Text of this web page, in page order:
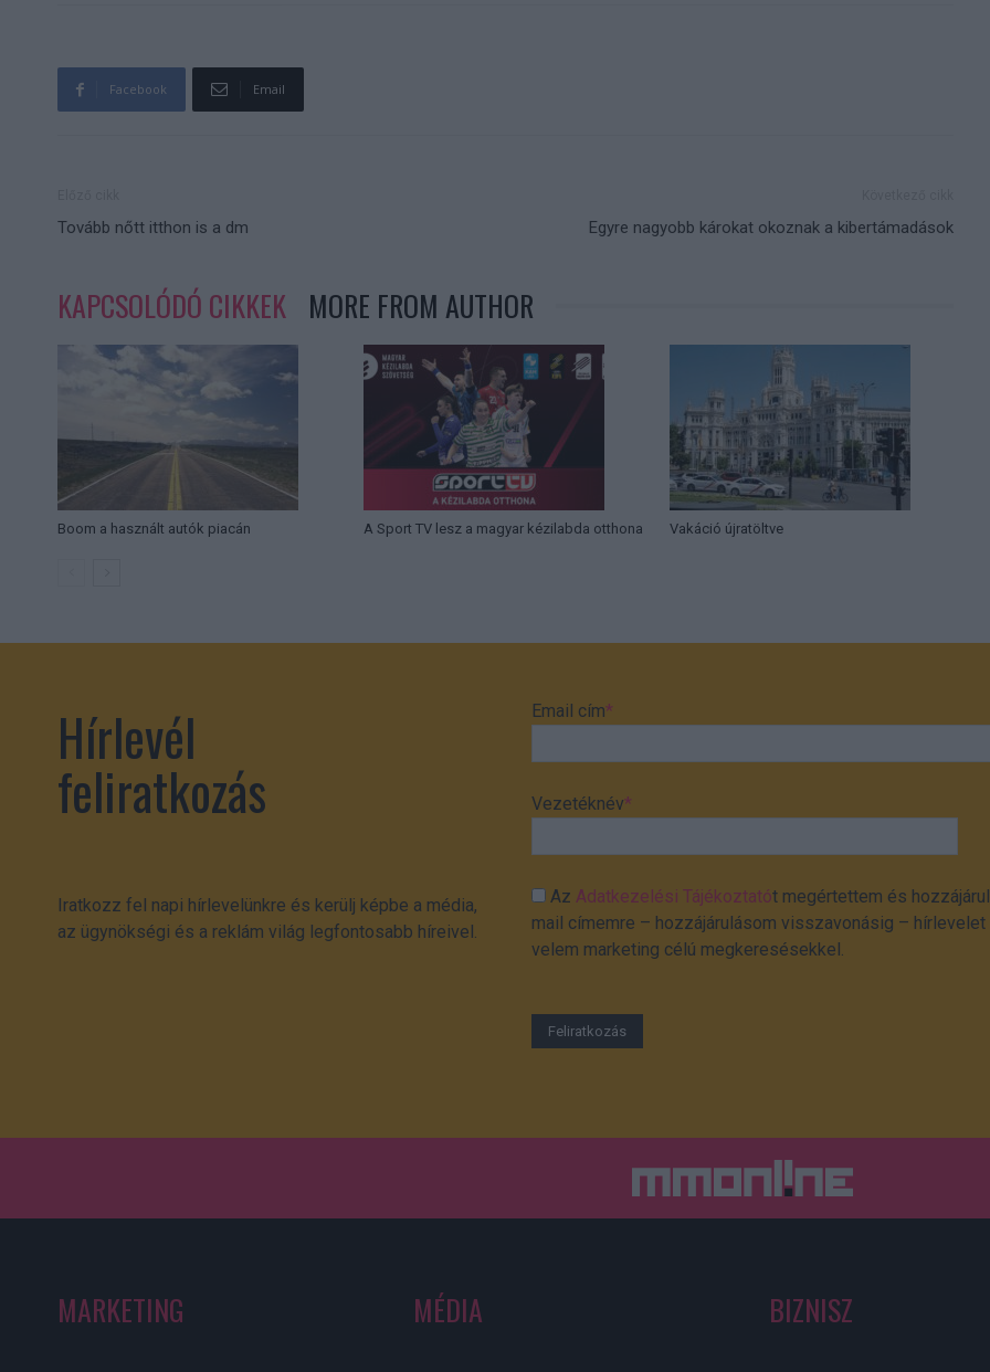
Facebook Email
Tovább nőtt itthon is a dm Egyre nagyobb károkat okoznak a kibertámadások
KAPCSOLÓDÓ CIKKEK MORE FROM AUTHOR
Boom a használt autók piacán A Sport TV lesz a magyar kézilabda otthona Vakáció újratöltve
Hírlevél
feliratkozás
Iratkozz fel napi hírlevelünkre és kerülj képbe a média,
az ügynökségi és a reklám világ legfontosabb híreivel.
Email cím*
Vezetéknév*
AzAdatkezelési Tájékoztatót megértettem és
mail címemre – hozzájárulásom visszavonásig –
velem marketing célú megkeresésekkel.
MARKETING MÉDIA BIZNISZ